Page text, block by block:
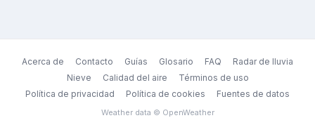
Acerca de Contacto Guías Glosario FAQ
Radar de lluvia
Nieve
Calidad del aire
Términos de uso
Política de privacidad
Política de cookies Fuentes de datos
Weather data © OpenWeather